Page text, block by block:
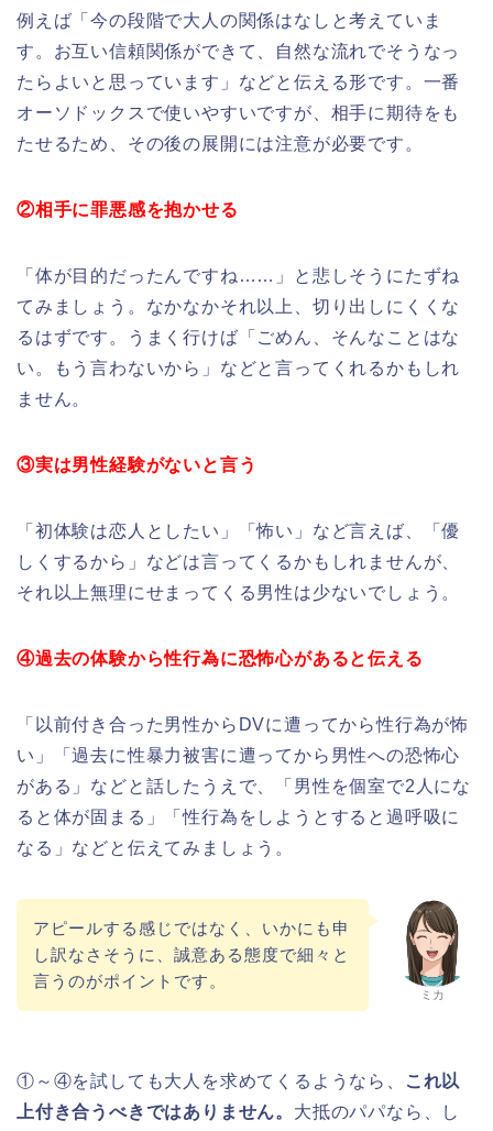
例えば「今の段階で大人の関係はなしと考えていま
す。お互い信頼関係ができて、自然な流れでそうなっ
たらよいと思っています」などと伝える形です。一番
オーソドックスで使いやすいですが、相手に期待をも
たせるため、その後の展開には注意が必要です。
②相手に罪悪感を抱かせる
「体が目的だったんですね……」と悲しそうにたずね
てみましょう。なかなかそれ以上、切り出しにくくな
るはずです。うまく行けば「ごめん、そんなことはな
い。もう言わないから」などと言ってくれるかもしれ
ません。
③実は男性経験がないと言う
「初体験は恋人としたい」「怖い」など言えば、「優
しくするから」などは言ってくるかもしれませんが、
それ以上無理にせまってくる男性は少ないでしょう。
④過去の体験から性行為に恐怖心があると伝える
「以前付き合った男性からDVに遭ってから性行為が怖
い」「過去に性暴力被害に遭ってから男性への恐怖心
がある」などと話したうえで、「男性を個室で2人にな
ると体が固まる」「性行為をしようとすると過呼吸に
なる」などと伝えてみましょう。
ミカ
アピールする感じではなく、いかにも申
し訳なさそうに、誠意ある態度で細々と
言うのがポイントです。
①～④を試しても大人を求めてくるようなら、
これ以
上付き合うべきではありません。 大抵のパパなら、し